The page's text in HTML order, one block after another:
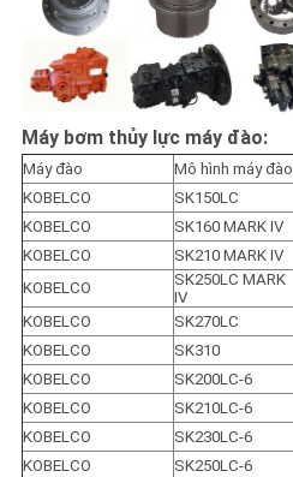
Máy bơm thủy lực máy đào:
Máy đào Mô hình máy đào
KOBELCO
SK150LC
KOBELCO
SK160 MARK IV
KOBELCO
SK210 MARK IV
KOBELCO
SK250LC MARK
IV
KOBELCO
SK270LC
KOBELCO
SK310
KOBELCO
SK200LC-6
KOBELCO
SK210LC-6
KOBELCO
SK230LC-6
KOBELCO
SK250LC-6